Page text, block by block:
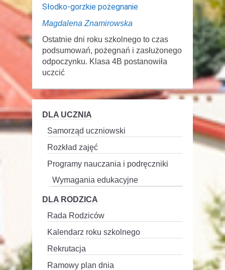
Słodko-gorzkie pożegnanie
Magdalena Znamirowska
Ostatnie dni roku szkolnego to czas
podsumowań, pożegnań i zasłużonego
odpoczynku. Klasa 4B postanowiła
uczcić
DLA UCZNIA
Samorząd uczniowski
Rozkład zajęć
Programy nauczania i podręczniki
Wymagania edukacyjne
DLA RODZICA
Rada Rodziców
Kalendarz roku szkolnego
Rekrutacja
Ramowy plan dnia